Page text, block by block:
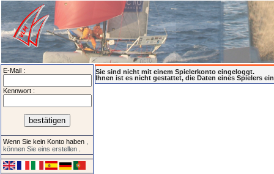
E-Mail :
Kennwort :
Wenn Sie kein Konto haben
können Sie eins erstellen
Sie sind nicht mit einem Spielerkonto eingeloggt.
Ihnen ist es nicht gestattet, die Daten eines Spielers